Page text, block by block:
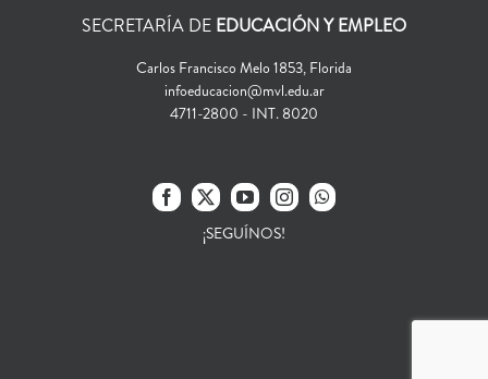
SECRETARÍA DE EDUCACIÓN Y EMPLEO
Carlos Francisco Melo 1853, Florida
infoeducacion@mvl.edu.ar
4711-2800 - INT. 8020
¡SEGUÍNOS!